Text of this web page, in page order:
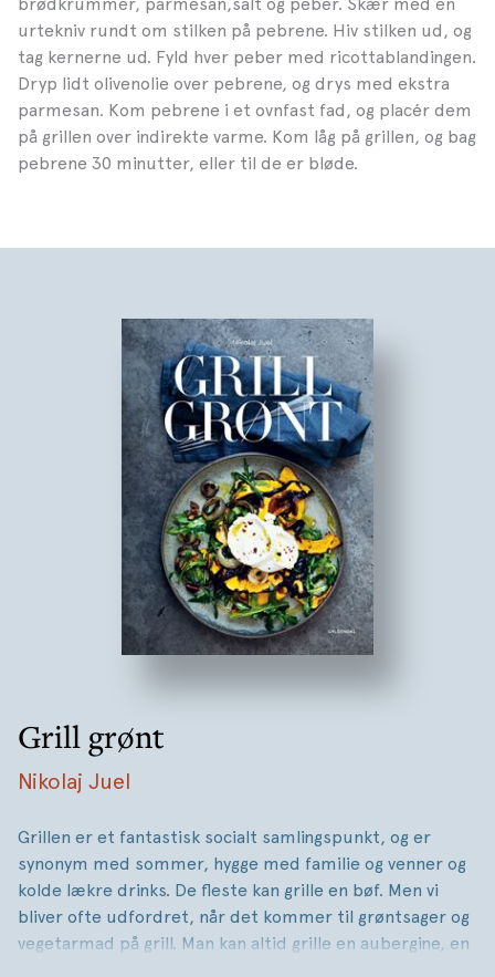
urtekniv rundt om stilken på pebrene. Hiv stilken ud, og
tag kernerne ud. Fyld hver peber med ricottablandingen.
Dryp lidt olivenolie over pebrene, og drys med ekstra
parmesan. Kom pebrene i et ovnfast fad, og placér dem
på grillen over indirekte varme. Kom låg på grillen, og bag
pebrene 30 minutter, eller til de er bløde.
Grill grønt
Nikolaj Juel
Grillen er et fantastisk socialt samlingspunkt, og er
synonym med sommer, hygge med familie og venner og
kolde lækre drinks. De fleste kan grille en bøf. Men vi
bliver ofte udfordret, når det kommer til grøntsager og
vegetarmad på grill. Man kan altid grille en aubergine, en